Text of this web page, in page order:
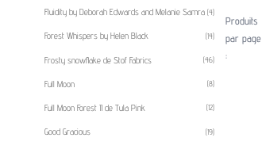
Fluidity by Deborah Edwards and Melanie Samra (4)
Forest Whispers by Helen Black (14)
Frosty snowflake de Stof Fabrics (46)
Full Moon (8)
Full Moon Forest II de Tula Pink (12)
Good Gracious (19)
Produits
par page
: